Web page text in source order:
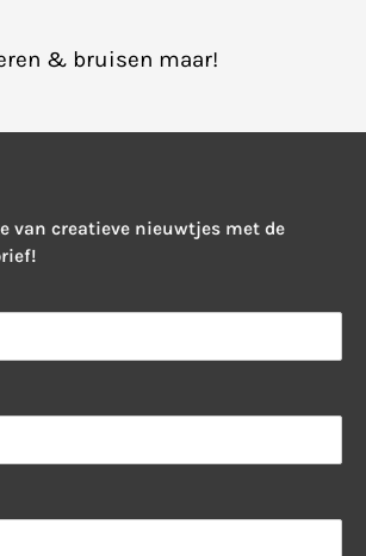
& bruisen maar!
van creatieve nieuwtjes met de